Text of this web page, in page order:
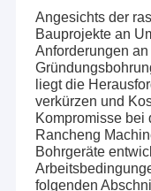
Angesichts der
Bauprojekte an
Anforderungen
liegt die
verkürzen und
Kompromisse bei
Rancheng
Bohrgeräte
folgenden